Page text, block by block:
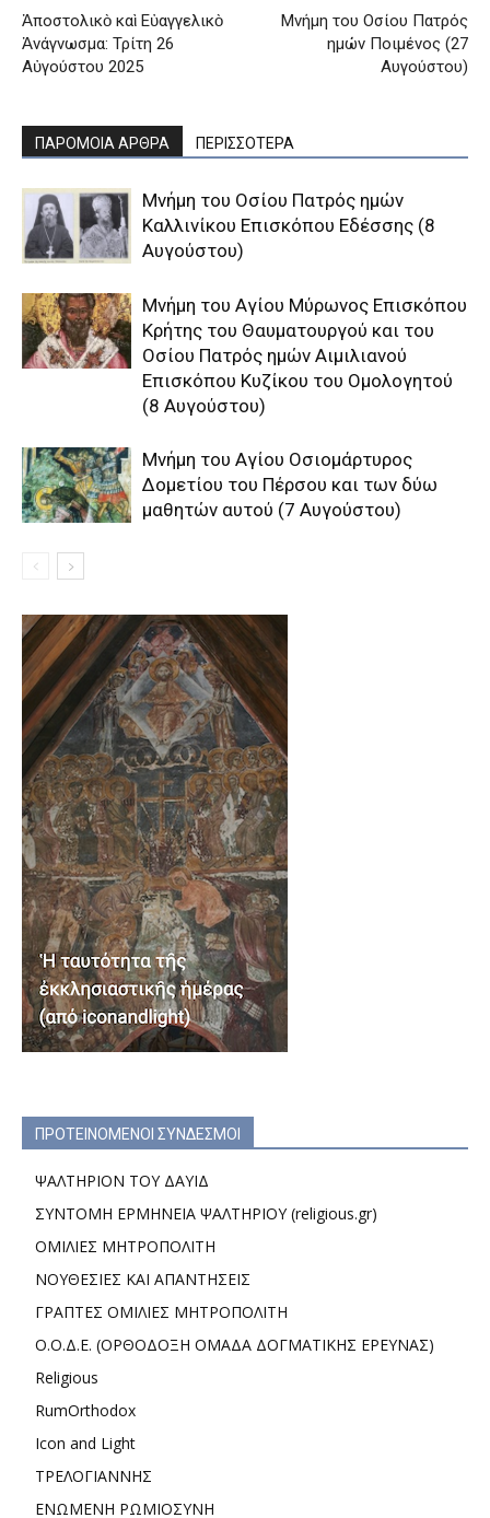
Ἀποστολικὸ καὶ Εὐαγγελικὸ
Ἀνάγνωσμα: Τρίτη 26
Αὐγούστου 2025
Mνήμη του Oσίου Πατρός
ημών Ποιμένος (27
Αυγούστου)
ΠΑΡΟΜΟΙΑ ΑΡΘΡΑ ΠΕΡΙΣΣΟΤΕΡΑ
Μνήμη του Οσίου Πατρός ημών
Καλλινίκου Επισκόπου Εδέσσης (8
Αυγούστου)
Μνήμη του Aγίου Mύρωνος Eπισκόπου
Kρήτης του Θαυματουργού και του
Oσίου Πατρός ημών Aιμιλιανού
Eπισκόπου Kυζίκου του Oμολογητού
(8 Αυγούστου)
Μνήμη του Aγίου Oσιομάρτυρος
Δομετίου του Πέρσου και των δύω
μαθητών αυτού (7 Αυγούστου)
ΠΡΟΤΕΙΝΟΜΕΝΟΙ ΣΥΝΔΕΣΜΟΙ
ΨΑΛΤΗΡΙΟΝ ΤΟΥ ΔΑΥΙΔ
ΣΥΝΤΟΜΗ ΕΡΜΗΝΕΙΑ ΨΑΛΤΗΡΙΟΥ (religious.gr)
ΟΜΙΛΙΕΣ ΜΗΤΡΟΠΟΛΙΤΗ
ΝΟΥΘΕΣΙΕΣ ΚΑΙ ΑΠΑΝΤΗΣΕΙΣ
ΓΡΑΠΤΕΣ ΟΜΙΛΙΕΣ ΜΗΤΡΟΠΟΛΙΤΗ
Ο.Ο.Δ.Ε. (ΟΡΘΟΔΟΞΗ ΟΜΑΔΑ ΔΟΓΜΑΤΙΚΗΣ ΕΡΕΥΝΑΣ)
Religious
RumOrthodox
Icon and Light
ΤΡΕΛΟΓΙΑΝΝΗΣ
ΕΝΩΜΕΝΗ ΡΩΜΙΟΣΥΝΗ